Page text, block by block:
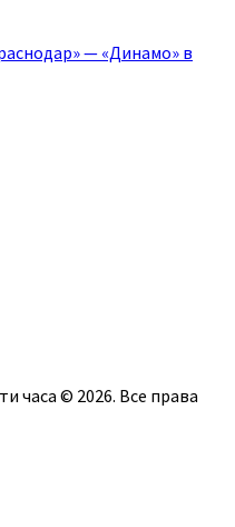
— «Динамо» в
часа © 2026. Все права